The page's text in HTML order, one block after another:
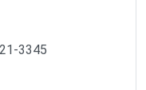
3345